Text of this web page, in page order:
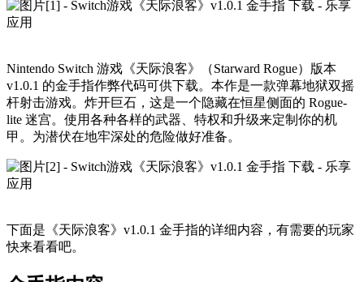
Nintendo Switch 游戏《天际浪客》（Starward Rogue）版本
v1.0.1 的金手指作弊代码可供下载。本作是一款弹幕地狱双摇
杆射击游戏。炸开巨石，这是一个隐藏在恒星侧面的 Rogue-
lite 迷宫。使用各种各样的武器、特权和升级来定制你的机
甲。为潜伏在地牢深处的危险做好准备。
下面是《天际浪客》v1.0.1 金手指的详细内容，有需要的玩家
快来看看吧。